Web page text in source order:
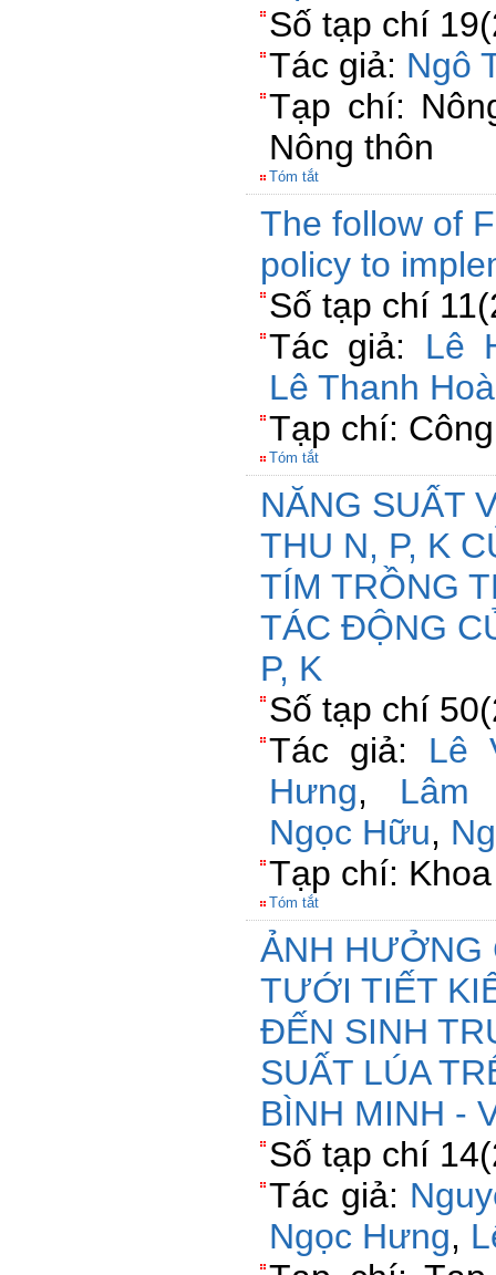
Số tạp chí
Tác giả: Ngô
Tạp chí:
Nông thôn
Tóm tắt
The follow of
policy to
Số tạp chí
Tác giả: Lê
Lê Thanh Hoà
Tạp chí:
Tóm tắt
NĂNG SUẤT
THU N, P, K
TÍM TRỒNG
TÁC ĐỘNG
P, K
Số tạp chí
Tác giả: Lê
Hưng, Lâm
Ngọc Hữu,
Tạp chí:
Tóm tắt
ẢNH HƯỞNG
TƯỚI TIẾT
ĐẾN SINH
SUẤT LÚA
BÌNH MINH -
Số tạp chí
Tác giả:
Ngọc Hưng,